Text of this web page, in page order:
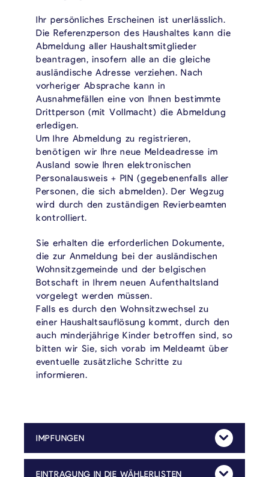
Ihr persönliches Erscheinen ist unerlässlich.
Die Referenzperson des Haushaltes kann die
Abmeldung aller Haushaltsmitglieder
beantragen, insofern alle an die gleiche
ausländische Adresse verziehen. Nach
vorheriger Absprache kann in
Ausnahmefällen eine von Ihnen bestimmte
Drittperson (mit Vollmacht) die Abmeldung
erledigen.
Um Ihre Abmeldung zu registrieren,
benötigen wir Ihre neue Meldeadresse im
Ausland sowie Ihren elektronischen
Personalausweis + PIN (gegebenenfalls aller
Personen, die sich abmelden). Der Wegzug
wird durch den zuständigen Revierbeamten
kontrolliert.
Sie erhalten die erforderlichen Dokumente,
die zur Anmeldung bei der ausländischen
Wohnsitzgemeinde und der belgischen
Botschaft in Ihrem neuen Aufenthaltsland
vorgelegt werden müssen.
Falls es durch den Wohnsitzwechsel zu
einer Haushaltsauflösung kommt, durch den
auch minderjährige Kinder betroffen sind, so
bitten wir Sie, sich vorab im Meldeamt über
eventuelle zusätzliche Schritte zu
informieren.
IMPFUNGEN Mehr
EINTRAGUNG IN DIE WÄHLERLISTEN